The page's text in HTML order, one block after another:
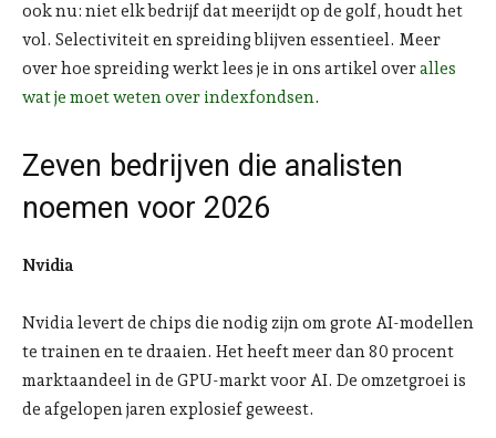
ook nu: niet elk bedrijf dat meerijdt op de golf, houdt het
vol. Selectiviteit en spreiding blijven essentieel. Meer
over hoe spreiding werkt lees je in ons artikel overalles
wat je moet weten over indexfondsen.
Zeven bedrijven die analisten
noemen voor 2026
Nvidia
Nvidia levert de chips die nodig zijn om grote AI-modellen
te trainen en te draaien. Het heeft meer dan 80 procent
marktaandeel in de GPU-markt voor AI. De omzetgroei is
de afgelopen jaren explosief geweest.